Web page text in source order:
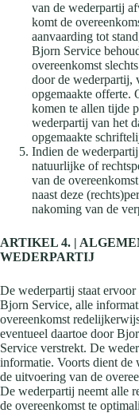
van de wederpartij
komt de
aanvaarding tot
Bjorn Service
overeenkomst
door de wederpartij,
opgemaakte offerte.
komen te allen tijde
wederpartij van het
opgemaakte
Indien de
natuurlijke of
van de
naast deze
nakoming van de
ARTIKEL 4. |
WEDERPARTIJ
De wederpartij staat
Bjorn Service, alle
overeenkomst
eventueel daartoe door
Service verstrekt. De
informatie. Voorts dient de
de uitvoering van de
De wederpartij neemt alle
de overeenkomst te